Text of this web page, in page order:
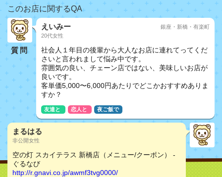
このお店に関するQA
質問
えいみー
20代女性
銀座・新橋・有楽町
社会人１年目の後輩から大人なお店に連れてってくだ
さいと言われまして悩み中です。
雰囲気の良い、チェーン店ではない、美味しいお店が
良いです。
客単価5,000〜6,000円あたりでどこかおすすめありま
すか？
友達と 恋人と 夜ご飯で
まるはる
非公開女性
空の灯 スカイテラス 新橋店（メニュー/クーポン） -
ぐるなび
http://r.gnavi.co.jp/awmf3tvg0000/